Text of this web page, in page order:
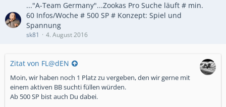
..."A-Team Germany"...Zookas Pro Suche läuft # min.
60 Infos/Woche # 500 SP # Konzept: Spiel und
Spannung
sk81 4. August 2016
Zitat von FL@dEN
Moin, wir haben noch 1 Platz zu vergeben, den wir gerne mit
einem aktiven BB suchti füllen würden.
Ab 500 SP bist auch Du dabei.